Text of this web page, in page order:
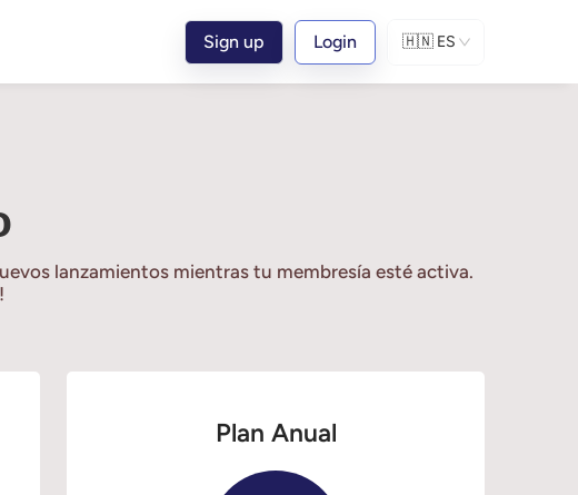
Sign up Login 🇭🇳 ES
lanzamientos mientras tu membresía esté activa.
Plan Anual